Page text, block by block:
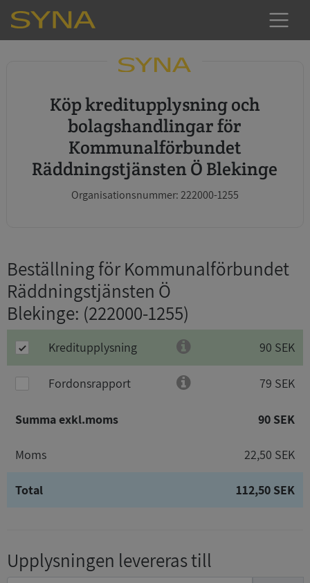
Köp kreditupplysning och
bolagshandlingar för
Kommunalförbundet
Räddningstjänsten Ö Blekinge
Organisationsnummer: 222000-1255
Beställning för Kommunalförbundet
Räddningstjänsten Ö
Blekinge: (222000-1255)
Kreditupplysning 90 SEK
Fordonsrapport 79 SEK
Summa exkl.moms 90 SEK
Moms 22,50 SEK
Total 112,50 SEK
Upplysningen levereras till